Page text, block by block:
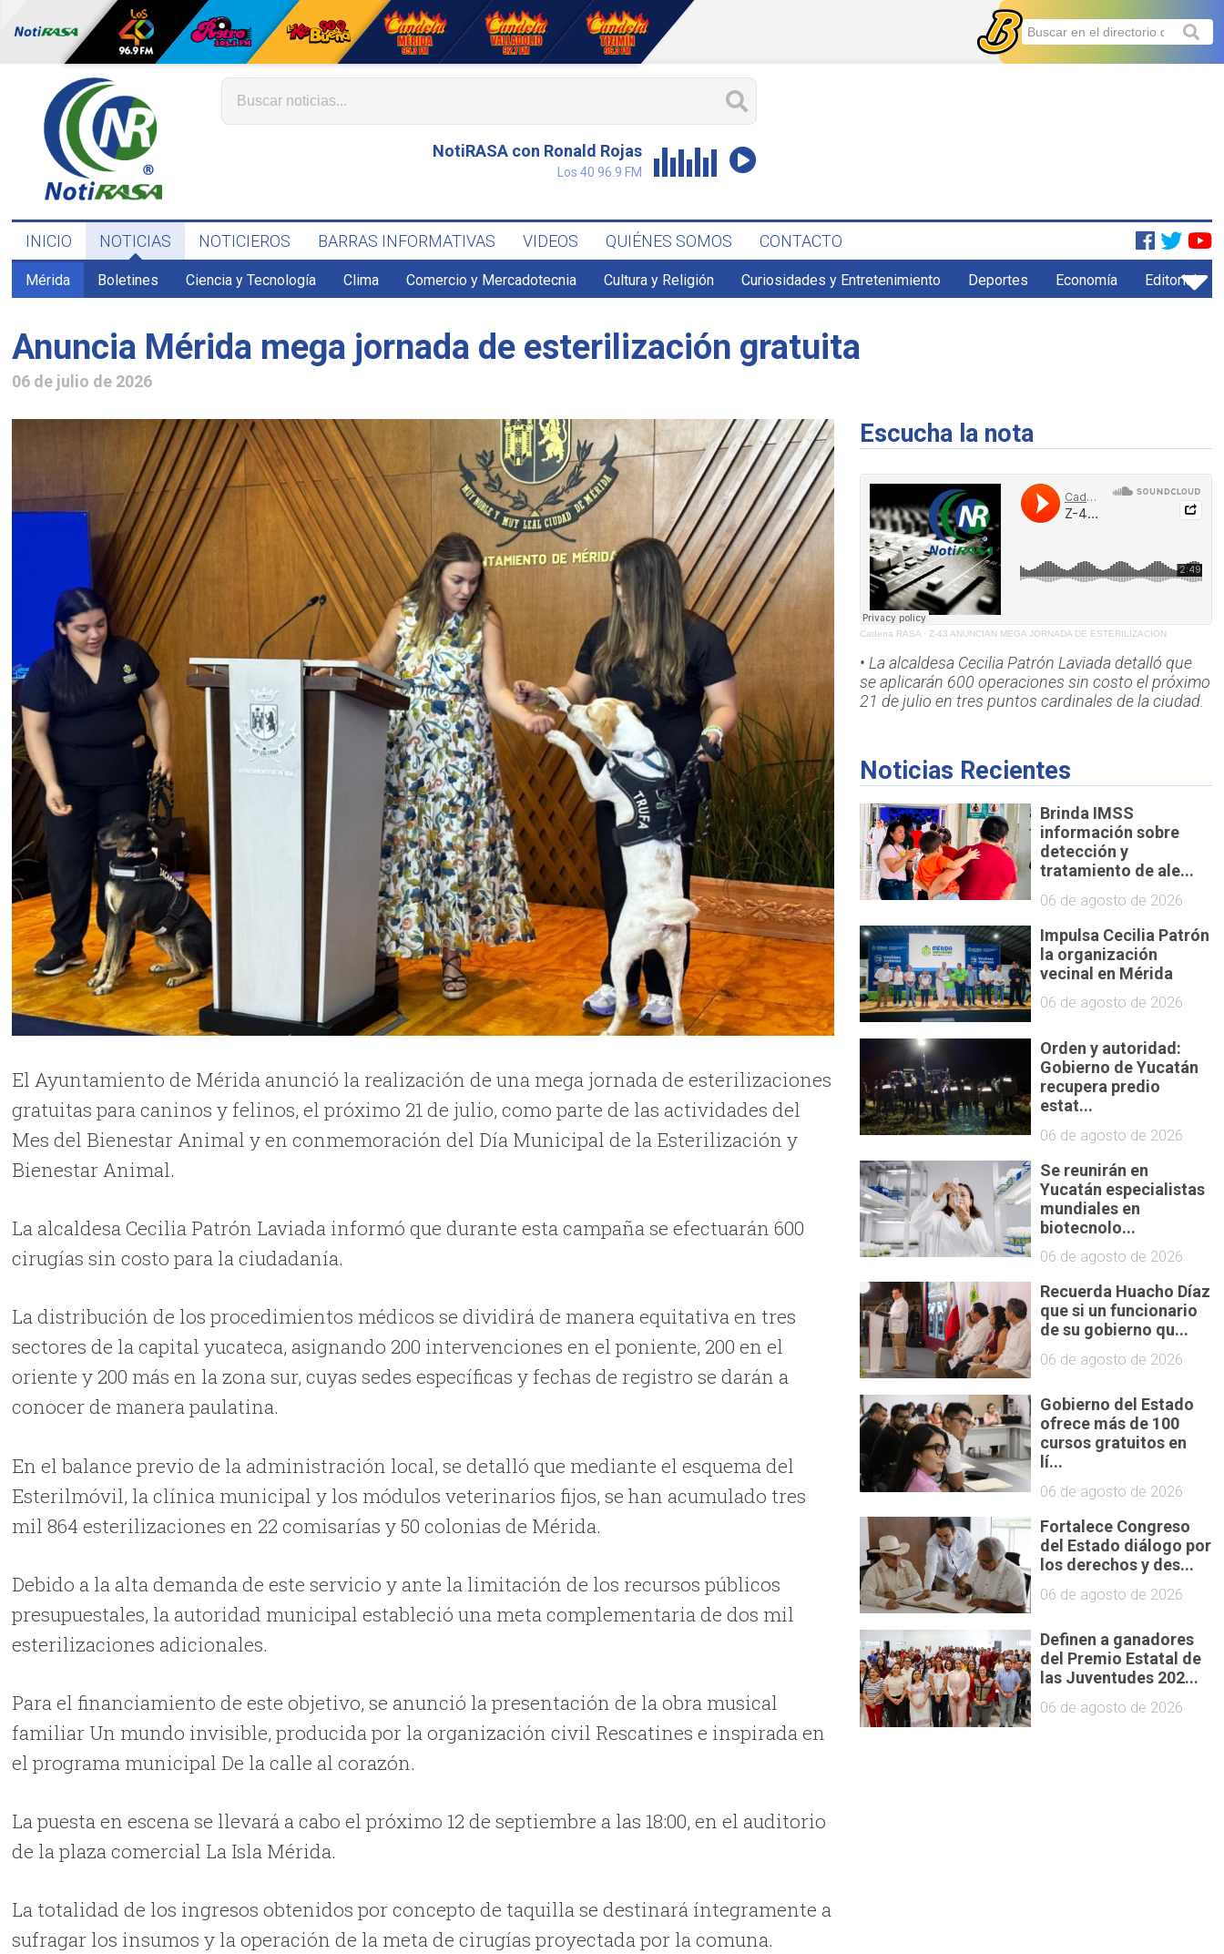
NotiRASA con Ronald Rojas
Los 40 96.9 FM
INICIO NOTICIAS NOTICIEROS BARRAS INFORMATIVAS VIDEOS QUIÉNES SOMOS CONTACTO
Mérida Boletines Ciencia y Tecnología Clima Comercio y Mercadotecnia Cultura y Religión Curiosidades y Entretenimiento Deportes Economía Editorial
Anuncia Mérida mega jornada de esterilización gratuita
06 de julio de 2026
El Ayuntamiento de Mérida anunció la realización de una mega jornada de esterilizaciones
gratuitas para caninos y felinos, el próximo 21 de julio, como parte de las actividades del
Mes del Bienestar Animal y en conmemoración del Día Municipal de la Esterilización y
Bienestar Animal.
La alcaldesa Cecilia Patrón Laviada informó que durante esta campaña se efectuarán 600
cirugías sin costo para la ciudadanía.
La distribución de los procedimientos médicos se dividirá de manera equitativa en tres
sectores de la capital yucateca, asignando 200 intervenciones en el poniente, 200 en el
oriente y 200 más en la zona sur, cuyas sedes específicas y fechas de registro se darán a
conocer de manera paulatina.
En el balance previo de la administración local, se detalló que mediante el esquema del
Esterilmóvil, la clínica municipal y los módulos veterinarios fijos, se han acumulado tres
mil 864 esterilizaciones en 22 comisarías y 50 colonias de Mérida.
Debido a la alta demanda de este servicio y ante la limitación de los recursos públicos
presupuestales, la autoridad municipal estableció una meta complementaria de dos mil
esterilizaciones adicionales.
Para el financiamiento de este objetivo, se anunció la presentación de la obra musical
familiar Un mundo invisible, producida por la organización civil Rescatines e inspirada en
el programa municipal De la calle al corazón.
La puesta en escena se llevará a cabo el próximo 12 de septiembre a las 18:00, en el auditorio
de la plaza comercial La Isla Mérida.
La totalidad de los ingresos obtenidos por concepto de taquilla se destinará íntegramente a
sufragar los insumos y la operación de la meta de cirugías proyectada por la comuna.
Escucha la nota
Cadena RASA· Z-43 ANUNCIAN MEGA JORNADA DE ESTERILIZACION
• La alcaldesa Cecilia Patrón Laviada detalló que
se aplicarán 600 operaciones sin costo el próximo
21 de julio en tres puntos cardinales de la ciudad.
Noticias Recientes
Brinda IMSS
información sobre
detección y
tratamiento de ale...
06 de agosto de 2026
Impulsa Cecilia Patrón
la organización
vecinal en Mérida
06 de agosto de 2026
Orden y autoridad:
Gobierno de Yucatán
recupera predio
estat...
06 de agosto de 2026
Se reunirán en
Yucatán especialistas
mundiales en
biotecnolo...
06 de agosto de 2026
Recuerda Huacho Díaz
que si un funcionario
de su gobierno qu...
06 de agosto de 2026
Gobierno del Estado
ofrece más de 100
cursos gratuitos en
lí...
06 de agosto de 2026
Fortalece Congreso
del Estado diálogo por
los derechos y des...
06 de agosto de 2026
Definen a ganadores
del Premio Estatal de
las Juventudes 202...
06 de agosto de 2026